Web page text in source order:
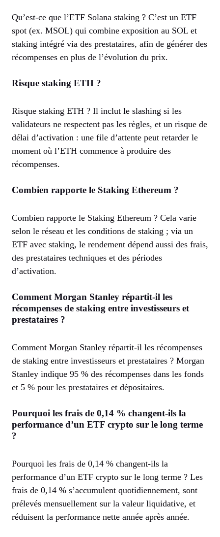
Qu’est-ce que l’ETF Solana staking ? C’est un ETF
spot (ex. MSOL) qui combine exposition au SOL et
staking intégré via des prestataires, afin de générer des
récompenses en plus de l’évolution du prix.
Risque staking ETH ?
Risque staking ETH ? Il inclut le slashing si les
validateurs ne respectent pas les règles, et un risque de
délai d’activation : une file d’attente peut retarder le
moment où l’ETH commence à produire des
récompenses.
Combien rapporte le Staking Ethereum ?
Combien rapporte le Staking Ethereum ? Cela varie
selon le réseau et les conditions de staking ; via un
ETF avec staking, le rendement dépend aussi des frais,
des prestataires techniques et des périodes
d’activation.
Comment Morgan Stanley répartit-il les
récompenses de staking entre investisseurs et
prestataires ?
Comment Morgan Stanley répartit-il les récompenses
de staking entre investisseurs et prestataires ? Morgan
Stanley indique 95 % des récompenses dans les fonds
et 5 % pour les prestataires et dépositaires.
Pourquoi les frais de 0,14 % changent-ils la
performance d’un ETF crypto sur le long terme
?
Pourquoi les frais de 0,14 % changent-ils la
performance d’un ETF crypto sur le long terme ? Les
frais de 0,14 % s’accumulent quotidiennement, sont
prélevés mensuellement sur la valeur liquidative, et
réduisent la performance nette année après année.